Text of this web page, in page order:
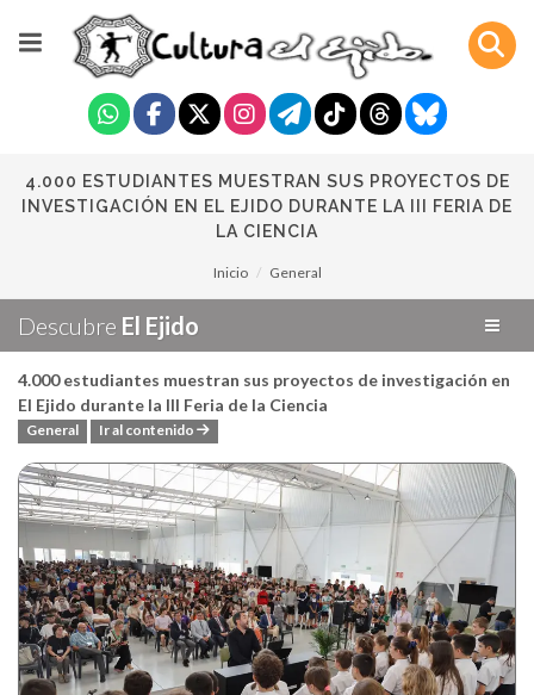
4.000 ESTUDIANTES MUESTRAN SUS PROYECTOS DE
INVESTIGACIÓN EN EL EJIDO DURANTE LA III FERIA DE
LA CIENCIA
Inicio General
Descubre El Ejido
4.000 estudiantes muestran sus proyectos de investigación en
El Ejido durante la III Feria de la Ciencia
General Ir al contenido